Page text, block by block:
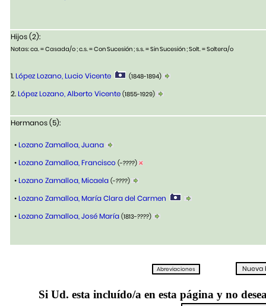
Hijos (2):
Notas: ca. = Casada/o ; c.s. = Con Sucesión ; s.s. = Sin Sucesión ; Solt. = Soltera/o
1.López Lozano, Lucio Vicente (1848-1894)
2.López Lozano, Alberto Vicente (1855-1929)
Hermanos (5):
•Lozano Zamalloa, Juana
•Lozano Zamalloa, Francisco (-????)
•Lozano Zamalloa, Micaela (-????)
•Lozano Zamalloa, María Clara del Carmen
•Lozano Zamalloa, José María (1813-????)
Si Ud. esta incluído/a en esta página y no